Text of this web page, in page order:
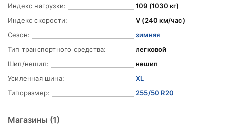
Индекс нагрузки:
109 (1030 кг)
Индекс скорости:
V (240 км/час)
Сезон:
зимняя
Тип транспортного средства:
легковой
Шип/нешип:
нешип
Усиленная шина:
XL
Типоразмер:
255/50 R20
Магазины (1)